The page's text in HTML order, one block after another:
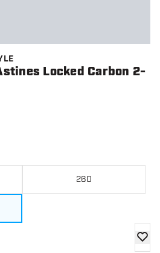
Locked Carbon 2-
260